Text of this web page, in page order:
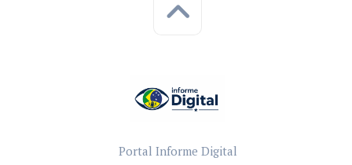
Portal Informe Digital